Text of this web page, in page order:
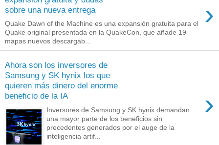
sobre una nueva entrega
›
Quake Dawn of the Machine es una expansión gratuita para el
Quake original presentada en la QuakeCon, que añade 19
mapas nuevos descargab...
Ahora son los inversores de
Samsung y SK hynix los que
quieren más dinero del enorme
beneficio de la IA
›
Inversores de Samsung y SK hynix demandan
una mayor parte de los beneficios sin
precedentes generados por el auge de la
inteligencia artif...